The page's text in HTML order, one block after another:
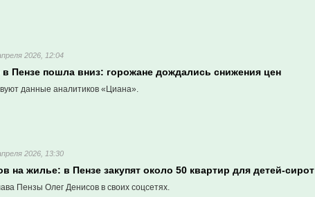
2026, 12:04
в Пензе пошла вниз: горожане дождались снижения цен
данные аналитиков «Циана».
2026, 13:30
на жилье: в Пензе закупят около 50 квартир для детей-сирот
Пензы Олег Денисов в своих соцсетях.